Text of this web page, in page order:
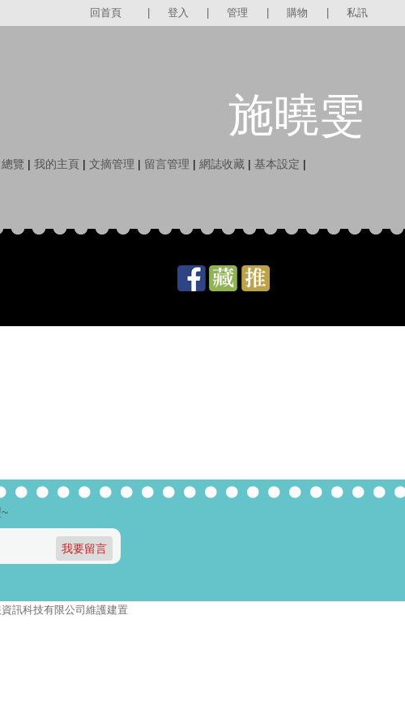
回首頁 登入 管理 購物 私訊
施曉雯
總覽 | 我的主頁 | 文摘管理 | 留言管理 | 網誌收藏 | 基本設定 |
訊科技有限公司維護建置